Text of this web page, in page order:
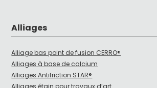
Alliages
Alliage bas point de fusion CERRO®
Alliages à base de calcium
Alliages Antifriction STAR®
Alliages étain pour travaux d’art